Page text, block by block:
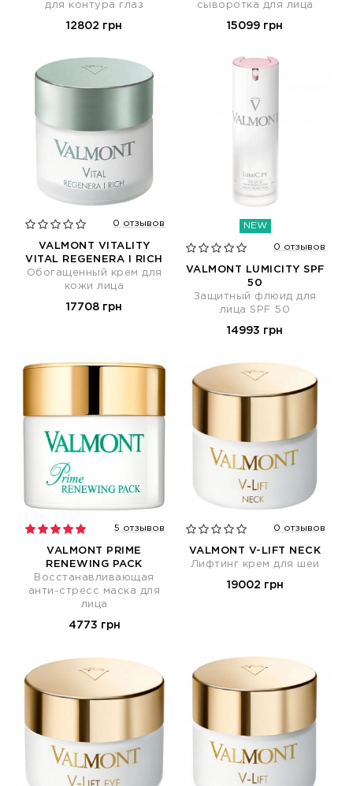
для контура глаз
12802 грн
сыворотка для лица
15099 грн
0 отзывов
VALMONT VITALITY
VITAL REGENERA I RICH
Обогащенный крем для
кожи лица
17708 грн
NEW
0 отзывов
VALMONT LUMICITY SPF
50
Защитный флюид для
лица SPF 50
14993 грн
5 отзывов
VALMONT PRIME
RENEWING PACK
Восстанавливающая
анти-стресс маска для
лица
4773 грн
0 отзывов
VALMONT V-LIFT NECK
Лифтинг крем для шеи
19002 грн